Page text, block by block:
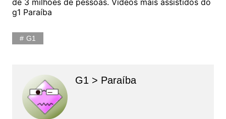
de 3 milhões de pessoas. Vídeos mais assistidos do
g1 Paraíba
G1
G1 > Paraíba